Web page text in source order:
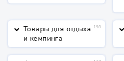
keyboard_arrow_down Товары для отдыха
и кемпинга
198 keyboard_arrow_down